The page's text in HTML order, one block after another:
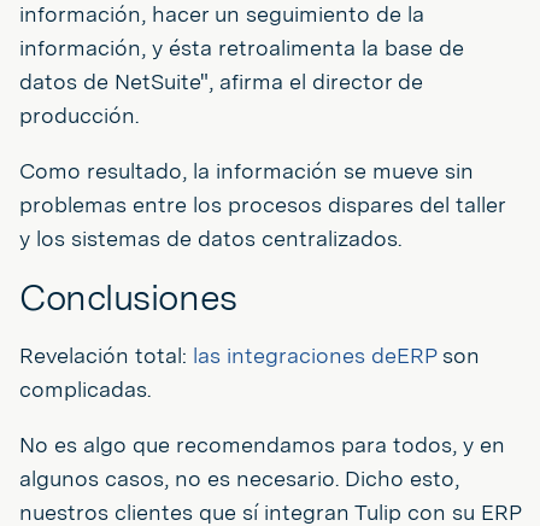
información, hacer un seguimiento de la
información, y ésta retroalimenta la base de
datos de NetSuite", afirma el director de
producción.
Como resultado, la información se mueve sin
problemas entre los procesos dispares del taller
y los sistemas de datos centralizados.
Conclusiones
Revelación total: las integraciones deERP son
complicadas.
No es algo que recomendamos para todos, y en
algunos casos, no es necesario. Dicho esto,
nuestros clientes que sí integran Tulip con su ERP